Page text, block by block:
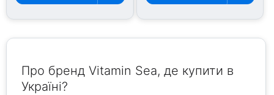
Про бренд Vitamin Sea, де купити в
Україні?